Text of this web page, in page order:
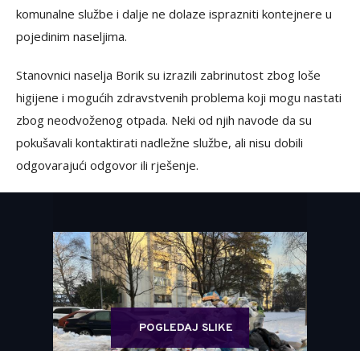
komunalne službe i dalje ne dolaze isprazniti kontejnere u
pojedinim naseljima.
Stanovnici naselja Borik su izrazili zabrinutost zbog loše
higijene i mogućih zdravstvenih problema koji mogu nastati
zbog neodvoženog otpada. Neki od njih navode da su
pokušavali kontaktirati nadležne službe, ali nisu dobili
odgovarajući odgovor ili rješenje.
POGLEDAJ SLIKE